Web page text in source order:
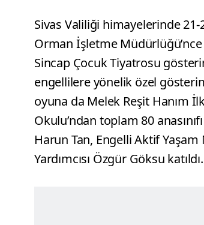
Sivas Valiliği himayelerinde
Orman İşletme
Sincap Çocuk Tiyatrosu
engellilere yönelik özel
oyuna da Melek Reşit Hanım
Okulu’ndan toplam 80
Harun Tan, Engelli Aktif
Yardımcısı Özgür Göksu katıldı.